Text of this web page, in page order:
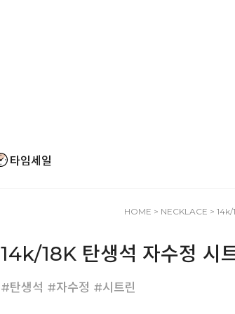
타임세일
HOME > NECKLACE > 14k/
14k/18K 탄생석 자수정 시
#탄생석 #자수정 #시트린